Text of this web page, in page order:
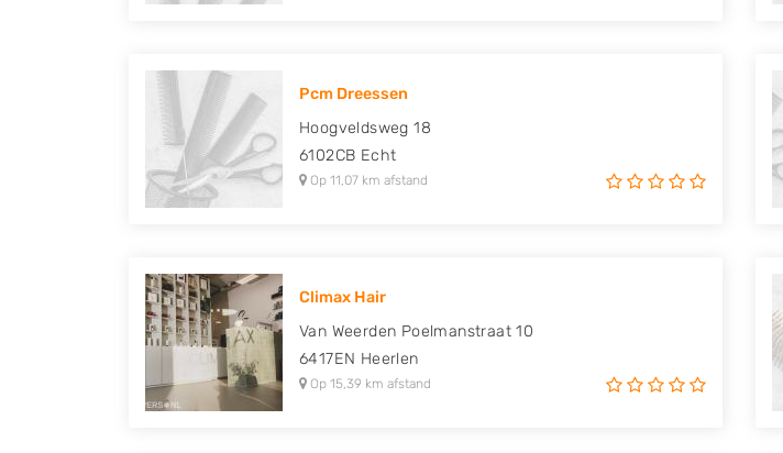
Pcm Dreessen
Hoogveldsweg 18
6102CB Echt
Op 11,07 km afstand
Climax Hair
Van Weerden Poelmanstraat 10
6417EN Heerlen
Op 15,39 km afstand